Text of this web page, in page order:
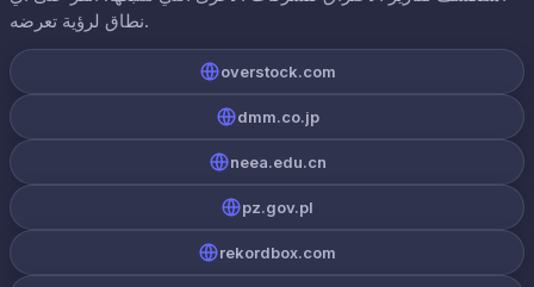
نطاق لرؤية تعرضه.
overstock.com
dmm.co.jp
neea.edu.cn
pz.gov.pl
rekordbox.com